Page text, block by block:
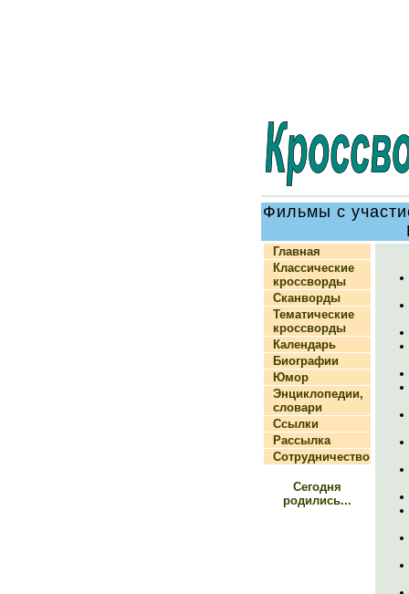
Фильмы с
Главная
Классические
кроссворды
Сканворды
Тематические
кроссворды
Календарь
Биографии
Юмор
Энциклопедии,
словари
Ссылки
Рассылка
Сотрудничество
Сегодня
родились...